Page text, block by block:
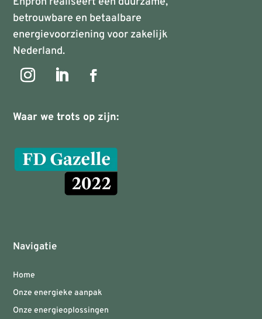
betrouwbare en betaalbare
energievoorziening voor zakelijk
Nederland.
Waar we trots op zijn:
Navigatie
Home
Onze energieke aanpak
Onze energieoplossingen